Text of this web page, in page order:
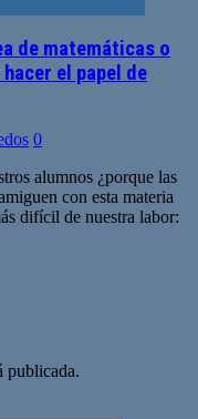
de matemáticas o
el papel de
0
alumnos ¿porque las
con esta materia
difícil de nuestra labor:
publicada.